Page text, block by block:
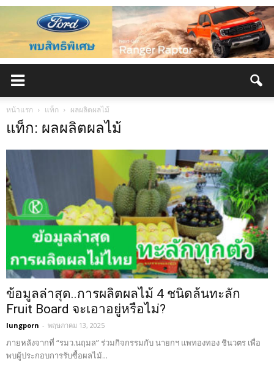
หน้าแรก แท็ก ผลผลิตผลไม้
แท็ก: ผลผลิตผลไม้
ข้อมูลล่าสุด..การผลิตผลไม้ 4 ชนิดล้นทะลัก
Fruit Board จะเอาอยู่หรือไม่?
lungporn - พฤษภาคม 13, 2025
ภายหลังจากที่ “รมว.นฤมล” ร่วมกิจกรรมกับ นายกฯ แพทองทอง ชินวตร เพื่อ
พบผู้ประกอบการรับซื้อผลไม้...